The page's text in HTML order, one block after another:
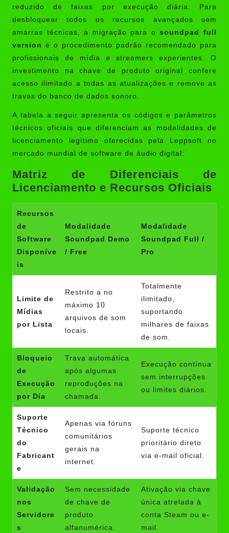
reduzido de faixas por execução diária. Para
desbloquear todos os recursos avançados sem
amarras técnicas, a migração para osoundpad full
version é o procedimento padrão recomendado para
profissionais de mídia e streamers experientes. O
investimento na chave de produto original confere
acesso ilimitado a todas as atualizações e remove as
travas do banco de dados sonoro.
A tabela a seguir apresenta os códigos e parâmetros
técnicos oficiais que diferenciam as modalidades de
licenciamento legítimo oferecidas pela Leppsoft no
mercado mundial de software de áudio digital:
Matriz de Diferenciais de
Licenciamento e Recursos Oficiais
Recursos
de
Software
Disponíve
is
Modalidade
Soundpad Demo
/ Free
Modalidade
Soundpad Full /
Pro
Limite de
Mídias
por Lista
Restrito a no
máximo 10
arquivos de som
locais.
Totalmente
ilimitado,
suportando
milhares de faixas
de som.
Bloqueio
de
Execução
por Dia
Trava automática
após algumas
reproduções na
chamada.
Execução contínua
sem interrupções
ou limites diários.
Suporte
Técnico
do
Fabricant
e
Apenas via fóruns
comunitários
gerais na
internet.
Suporte técnico
prioritário direto
via e-mail oficial.
Validação
nos
Servidore
s
Sem necessidade
de chave de
produto
alfanumérica.
Ativação via chave
única atrelada à
conta Steam ou e-
mail.